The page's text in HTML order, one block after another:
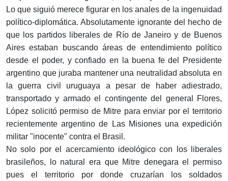
Lo que siguió merece figurar en los anales de la ingenuidad
político-diplomática. Absolutamente ignorante del hecho de
que los partidos liberales de Río de Janeiro y de Buenos
Aires estaban buscando áreas de entendimiento político
desde el poder, y confiado en la buena fe del Presidente
argentino que juraba mantener una neutralidad absoluta en
la guerra civil uruguaya a pesar de haber adiestrado,
transportado y armado el contingente del general Flores,
López solicitó permiso de Mitre para enviar por el territorio
recientemente argentino de Las Misiones una expedición
militar "inocente" contra el Brasil.
No solo por el acercamiento ideológico con los liberales
brasileños, lo natural era que Mitre denegara el permiso
pues el territorio por donde cruzarían los soldados